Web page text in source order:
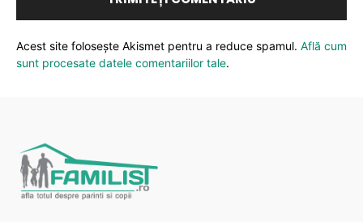
Acest site folosește Akismet pentru a reduce spamul. Află cum
sunt procesate datele comentariilor tale.